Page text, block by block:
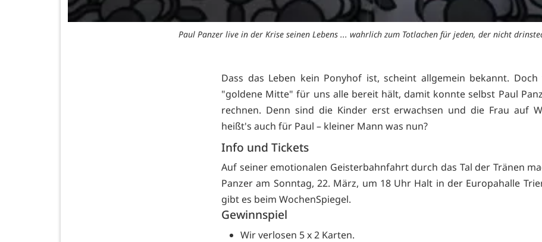
Paul Panzer live in der Krise seinen Lebens ... wahrlich zum Totlachen für jeden, der nicht
Dass das Leben kein Ponyhof ist, scheint allgemein bekannt. Doch
"goldene Mitte" für uns alle bereit hält, damit konnte selbst Paul
rechnen. Denn sind die Kinder erst erwachsen und die Frau auf
heißt's auch für Paul – kleiner Mann was nun?
Info und Tickets
Auf seiner emotionalen Geisterbahnfahrt durch das Tal der Tränen
Panzer am Sonntag, 22. März, um 18 Uhr Halt in der Europahalle
gibt es beim WochenSpiegel.
Gewinnspiel
Wir verlosen 5 x 2 Karten.